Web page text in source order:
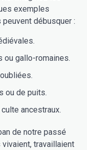
exemples
débusquer :
ou gallo-romaines.
ou de puits.
ancestraux.
de notre passé
travaillaient